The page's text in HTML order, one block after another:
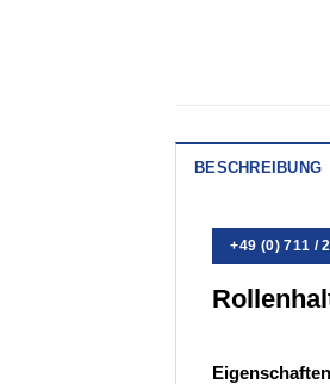
BESCHREIBUNG
+49 (0) 711 /
Eigenschaften